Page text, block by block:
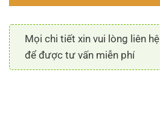
Mọi chi tiết xin vui lòng liên hệ
để được tư vấn miễn phí